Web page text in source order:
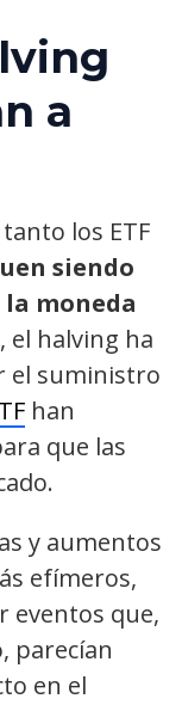
a
los ETF
siendo
moneda
el halving ha
el suministro
han
que las
y aumentos
efímeros,
eventos que,
parecían
en el